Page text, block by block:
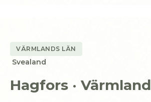
VÄRMLANDS LÄN
Svealand
Hagfors · Värmland